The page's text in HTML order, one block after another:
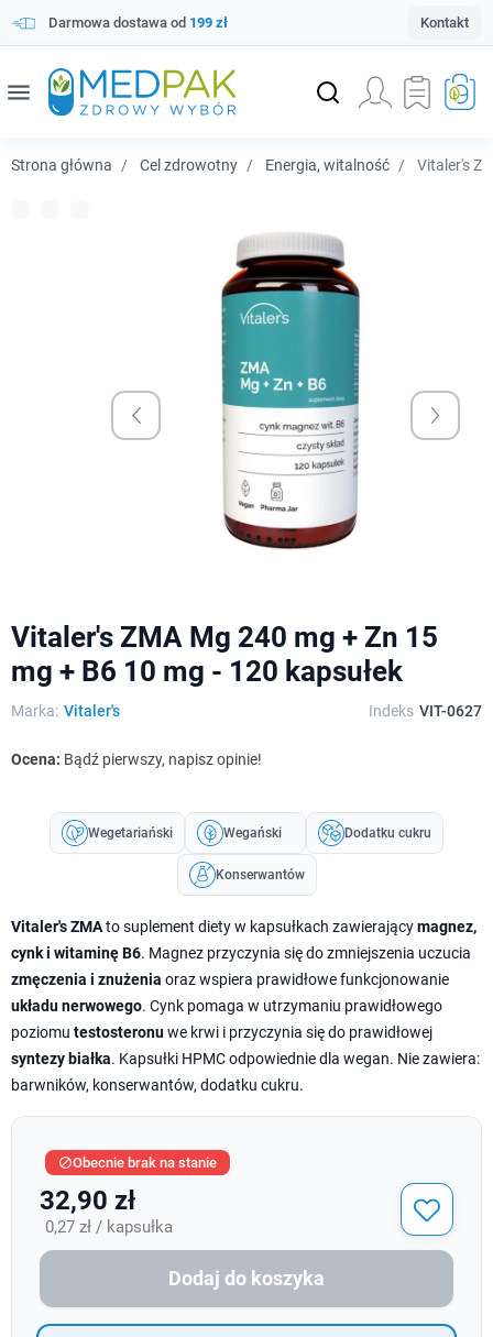
Darmowa dostawa od 199 zł Kontakt
menu
Strona główna Cel zdrowotny Energia, witalność Vitaler's
Vitaler's ZMA Mg 240 mg + Zn 15
mg + B6 10 mg - 120 kapsułek
Marka: Vitaler's Indeks VIT-0627
Ocena: Bądź pierwszy, napisz opinie!
Wegetariański Wegański Dodatku cukru
Konserwantów
Vitaler's ZMAto suplement diety w kapsułkach zawierającymagnez,
cynk i witaminę B6. Magnez przyczynia się do zmniejszenia uczucia
zmęczenia i znużenia oraz wspiera prawidłowe funkcjonowanie
układu nerwowego. Cynk pomaga w utrzymaniu prawidłowego
poziomu testosteronuwe krwi i przyczynia się do prawidłowej
syntezy białka. Kapsułki HPMC odpowiednie dla wegan. Nie zawiera:
barwników, konserwantów, dodatku cukru.
Obecnie brak na stanie
32,90 zł
0,27 zł / kapsułka
Dodaj do koszyka